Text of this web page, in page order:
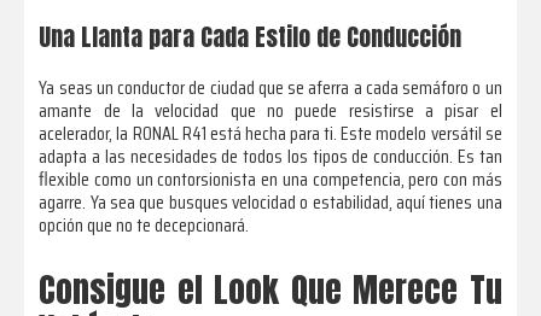
Una Llanta para Cada Estilo de Conducción
Ya seas un conductor de ciudad que se aferra a cada semáforo o un
amante de la velocidad que no puede resistirse a pisar el
acelerador, la RONAL R41 está hecha para ti. Este modelo versátil se
adapta a las necesidades de todos los tipos de conducción. Es tan
flexible como un contorsionista en una competencia, pero con más
agarre. Ya sea que busques velocidad o estabilidad, aquí tienes una
opción que no te decepcionará.
Consigue el Look Que Merece Tu